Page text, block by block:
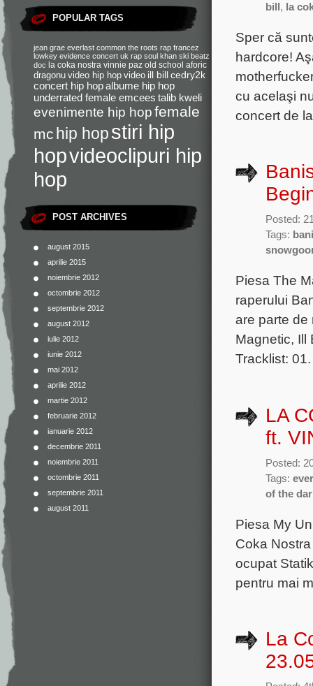
POPULAR TAGS
jean grae everlast common the roots rap francez
lowkey evidence concert uk rap soul khan ski beatz
doc la coka nostra vinnie paz old school aforic
dragonu video hip hop video ill bill cedry2k
concert hip hopalbume hip hop
underrated female emcees talib kweli
evenimente hip hopfemale
mc hip hopstiri hip
hopvideoclipuri hip
hop
POST ARCHIVES
august 2015
aprilie 2015
noiembrie 2012
octombrie 2012
septembrie 2012
august 2012
iulie 2012
iunie 2012
mai 2012
aprilie 2012
martie 2012
februarie 2012
ianuarie 2012
decembrie 2011
noiembrie 2011
octombrie 2011
septembrie 2011
august 2011
bill, la
Sper că
hardcore!
cu acelaşi
concert de
Posted:
Tags:
Piesa The
raperului
are parte de
Magnetic, Ill
Tracklist:
LA
ft.
Posted:
Tags:
of the
Piesa My
Coka
ocupat
pentru mai
La